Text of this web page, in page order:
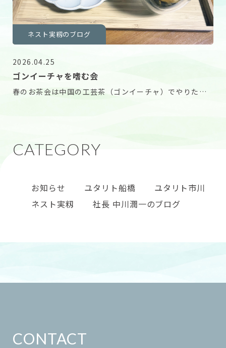
ネスト実籾のブログ
2026.04.25
ゴンイーチャを嗜む会
春のお茶会は中国の工芸茶（ゴンイーチャ）でやりたい
お知らせ ユタリト船橋
ユタリト市川
ネスト実籾
社長 中川潤一のブログ
CONTACT